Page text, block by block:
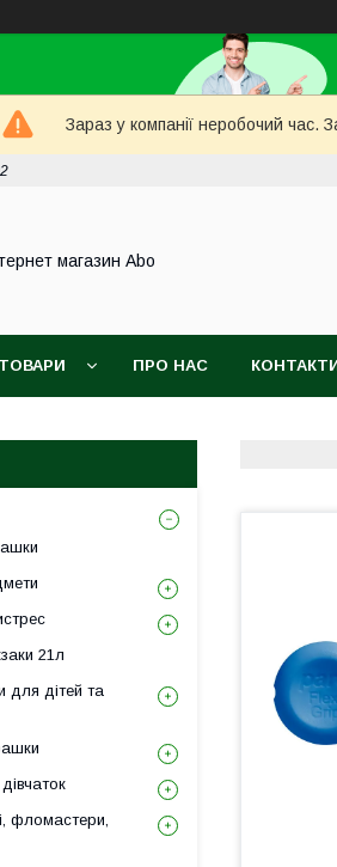
Зараз у компанії неробочий час.
магазин Abo
ТОВАРИ ПРО НАС
21л
для дітей та
фломастери,